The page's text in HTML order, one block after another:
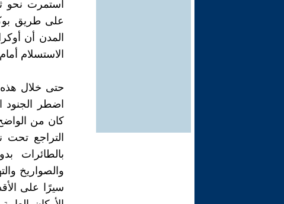
استمرت نحو
على طريق
المدن أن
الاستسلام
حتى خلال
اضطر الجنود
كان من
التراجع
بالطائرات
والصواريخ
سيرًا على